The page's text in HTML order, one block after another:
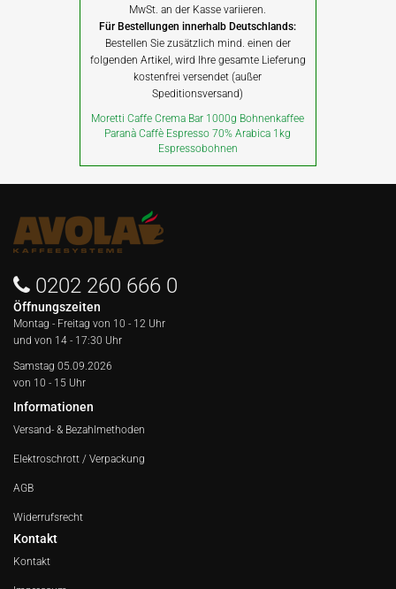
MwSt. an der Kasse variieren.
Für Bestellungen innerhalb Deutschlands:
Bestellen Sie zusätzlich mind. einen der
folgenden Artikel, wird Ihre gesamte Lieferung
kostenfrei versendet (außer
Speditionsversand)
Moretti Caffe Crema Bar 1000g Bohnenkaffee
Paranà Caffè Espresso 70% Arabica 1kg
Espressobohnen
0202 260 666 0
Öffnungszeiten
Montag - Freitag von 10 - 12 Uhr
und von 14 - 17:30 Uhr
Samstag 05.09.2026
von 10 - 15 Uhr
Informationen
Versand- & Bezahlmethoden
Elektroschrott / Verpackung
AGB
Widerrufsrecht
Kontakt
Kontakt